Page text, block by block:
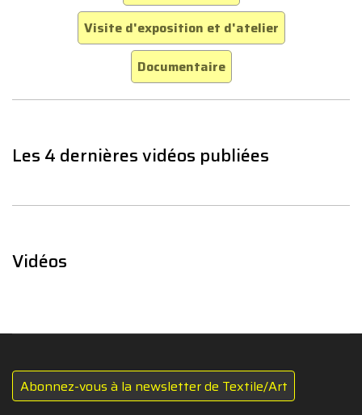
Visite d'exposition et d'atelier
Documentaire
Les 4 dernières vidéos publiées
Vidéos
Abonnez-vous à la newsletter de Textile/Art